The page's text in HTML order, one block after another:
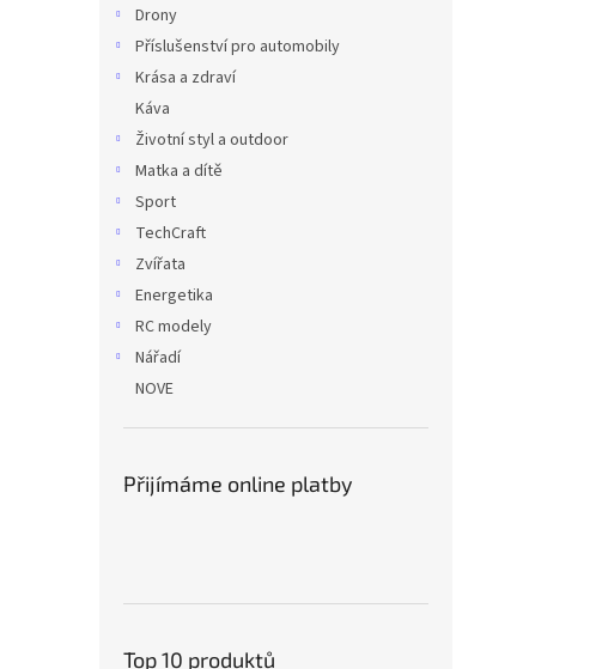
Drony
Příslušenství pro automobily
Krása a zdraví
Káva
Životní styl a outdoor
Matka a dítě
Sport
TechCraft
Zvířata
Energetika
RC modely
Nářadí
NOVE
Přijímáme online platby
Top 10 produktů